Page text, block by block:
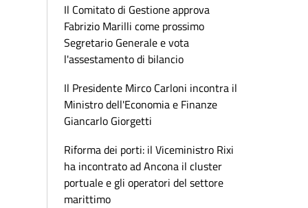
Il Comitato di Gestione approva
Fabrizio Marilli come prossimo
Segretario Generale e vota
l'assestamento di bilancio
Il Presidente Mirco Carloni incontra il
Ministro dell'Economia e Finanze
Giancarlo Giorgetti
Riforma dei porti: il Viceministro Rixi
ha incontrato ad Ancona il cluster
portuale e gli operatori del settore
marittimo